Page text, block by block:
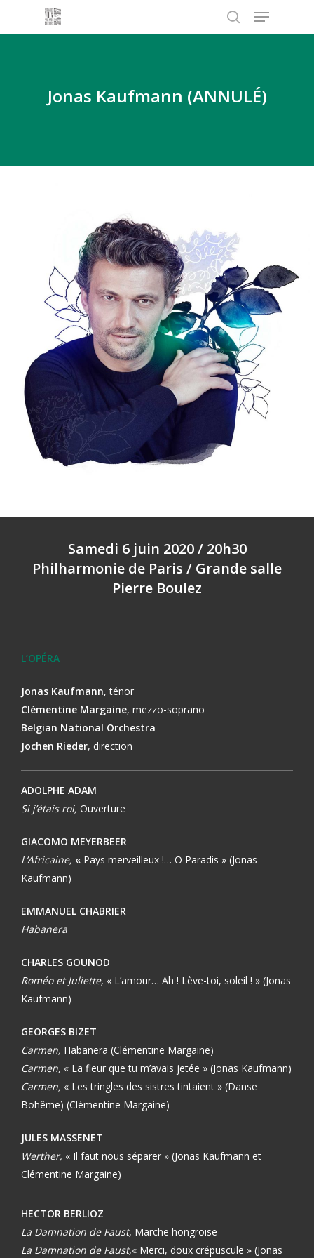
search
Menu
Jonas Kaufmann (ANNULÉ)
Samedi 6 juin 2020 / 20h30
Philharmonie de Paris / Grande salle
Pierre Boulez
L’OPÉRA
Jonas Kaufmann, ténor
Clémentine Margaine, mezzo-soprano
Belgian National Orchestra
Jochen Rieder, direction
ADOLPHE ADAM
Si j’étais roi,Ouverture
GIACOMO MEYERBEER
L’Africaine, « Pays merveilleux !… O Paradis » (Jonas
Kaufmann)
EMMANUEL CHABRIER
Habanera
CHARLES GOUNOD
Roméo et Juliette, « L’amour… Ah ! Lève-toi, soleil ! » (Jonas
Kaufmann)
GEORGES BIZET
Carmen, Habanera (Clémentine Margaine)
Carmen, « La fleur que tu m’avais jetée » (Jonas Kaufmann)
Carmen, « Les tringles des sistres tintaient » (Danse
Bohême) (Clémentine Margaine)
JULES MASSENET
Werther, « Il faut nous séparer » (Jonas Kaufmann et
Clémentine Margaine)
HECTOR BERLIOZ
La Damnation de Faust, Marche hongroise
La Damnation de Faust,« Merci, doux crépuscule » (Jonas